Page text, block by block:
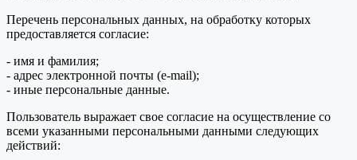
Перечень персональных данных, на обработку которых
предоставляется согласие:
- имя и фамилия;
- адрес электронной почты (e-mail);
- иные персональные данные.
Пользователь выражает свое согласие на осуществление со
всеми указанными персональными данными следующих
действий: